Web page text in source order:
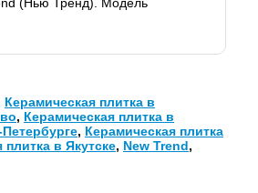
Керамическая плитка в
, Керамическая плитка в
, Керамическая плитка
плитка в Якутске, New Trend,